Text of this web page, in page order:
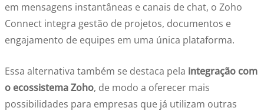
em mensagens instantâneas e canais de chat, o Zoho
Connect integra gestão de projetos, documentos e
engajamento de equipes em uma única plataforma.
Essa alternativa também se destaca pela integração com
o ecossistema Zoho, de modo a oferecer mais
possibilidades para empresas que já utilizam outras